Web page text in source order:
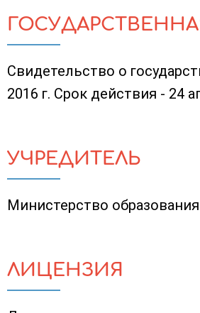
Свидетельство о
2016 г. Срок действия - 24
УЧРЕДИТЕЛЬ
Министерство
ЛИЦЕНЗИЯ